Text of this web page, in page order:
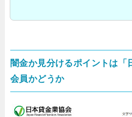
闇金か見分けるポイントは「
会員かどうか